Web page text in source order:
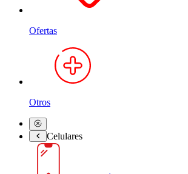
Ofertas
Otros
Celulares